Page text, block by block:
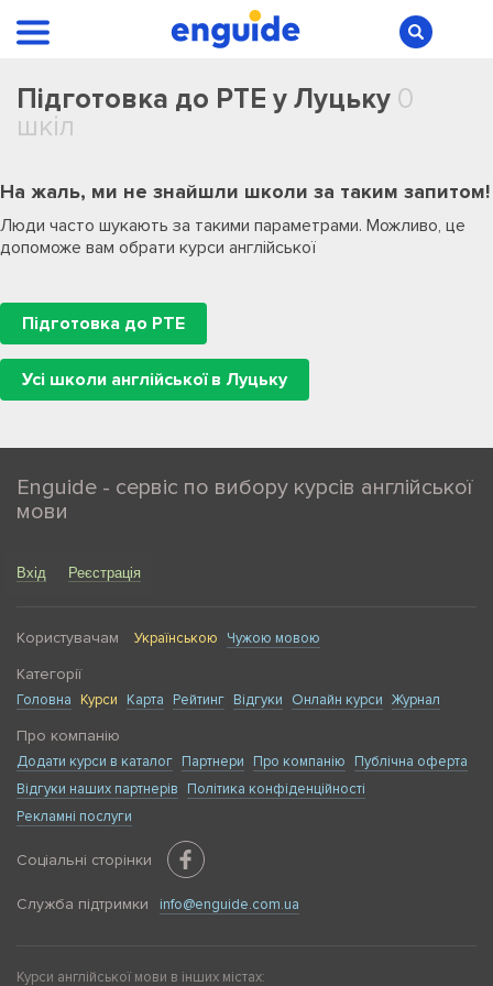
Підготовка до PTE у Луцьку 0
шкіл
На жаль, ми не знайшли школи за таким запитом!
Люди часто шукають за такими параметрами. Можливо, це
допоможе вам обрати курси англійської
Підготовка до PTE
Усі школи англійської в Луцьку
Enguide - сервіс по вибору курсів англійської
мови
Вхід Реєстрація
Користувачам Українською Чужою мовою
Категорії
Головна Курси Карта Рейтинг Відгуки Онлайн курси Журнал
Про компанію
Додати курси в каталог Партнери Про компанію
Публічна оферта
Відгуки наших партнерів
Політика конфіденційності
Рекламні послуги
Соціальні сторінки
Служба підтримки info@enguide.com.ua
Курси англійської мови в інших містах: